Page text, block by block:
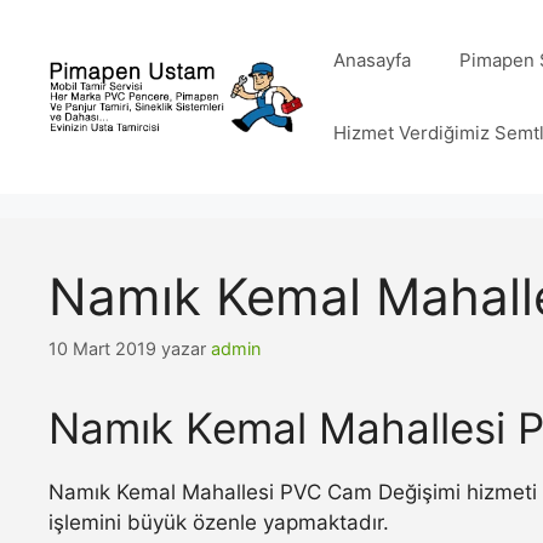
Anasayfa Pimapen
Hizmet Verdiğimiz
Namık Kemal
10 Mart 2019 yazar admin
Namık Kemal Mahallesi
Namık Kemal Mahallesi PVC Cam Değişimi
işlemini büyük özenle yapmaktadır.